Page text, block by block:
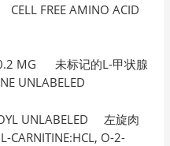
FREE AMINO ACID
0.2 MG 未标记的L-甲状腺
UNLABELED
UNLABELED 左旋肉
O-2-